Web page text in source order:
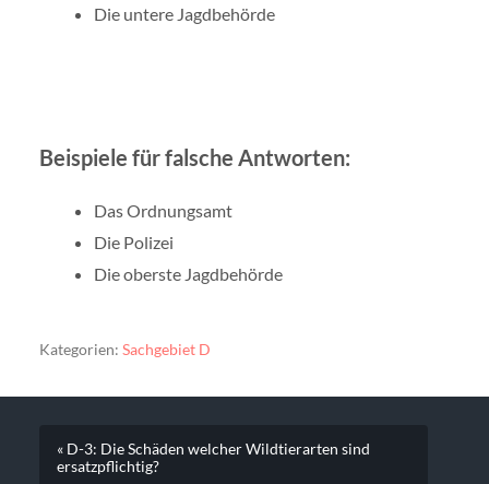
Die untere Jagdbehörde
Beispiele für falsche Antworten:
Das Ordnungsamt
Die Polizei
Die oberste Jagdbehörde
Kategorien: Sachgebiet D
« D-3: Die Schäden welcher Wildtierarten sind
ersatzpflichtig?